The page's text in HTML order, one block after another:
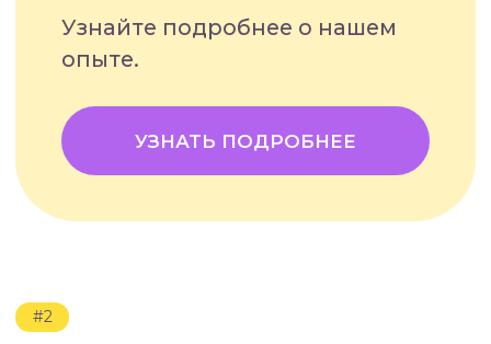
ИНФОГРАФИКА
#3